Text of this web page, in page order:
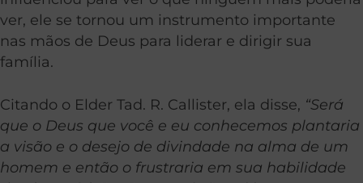
ver, ele se tornou um instrumento importante
nas mãos de Deus para liderar e dirigir sua
família.
Citando o Elder Tad. R. Callister, ela disse, “Será
que o Deus que você e eu conhecemos plantaria
a visão e o desejo de divindade na alma de um
homem e então o frustraria em sua habilidade